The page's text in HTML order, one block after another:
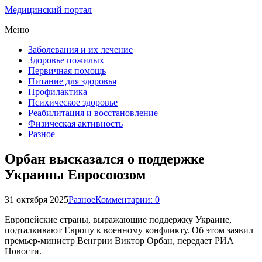
Медицинский портал
Меню
Заболевания и их лечение
Здоровье пожилых
Первичная помощь
Питание для здоровья
Профилактика
Психическое здоровье
Реабилитация и восстановление
Физическая активность
Разное
Орбан высказался о поддержке
Украины Евросоюзом
31 октября 2025РазноеКомментарии: 0
Европейские страны, выражающие поддержку Украине,
подталкивают Европу к военному конфликту. Об этом заявил
премьер-министр Венгрии Виктор Орбан, передает РИА
Новости.